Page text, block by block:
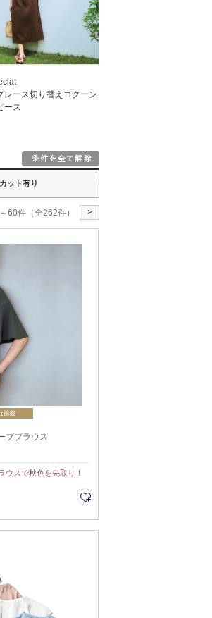
レース切り替えコクーン
ース
ット有り
60件（全262件） >
ブブラウス
ウスで秋色を先取り！